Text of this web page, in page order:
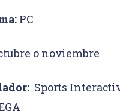
PC
o noviembre
Sports